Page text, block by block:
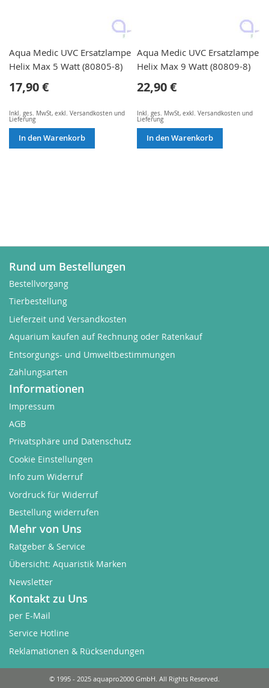
Aqua Medic UVC Ersatzlampe
Helix Max 5 Watt (80805-8)
17,90 €
Inkl. ges. MwSt, exkl. Versandkosten und
Lieferung
In den Warenkorb
Aqua Medic UVC Ersatzlampe
Helix Max 9 Watt (80809-8)
22,90 €
Inkl. ges. MwSt,exkl.Versandkosten und
Lieferung
In den Warenkorb
Rund um Bestellungen
Bestellvorgang
Tierbestellung
Lieferzeit und Versandkosten
Aquarium kaufen auf Rechnung oder Ratenkauf
Entsorgungs- und Umweltbestimmungen
Zahlungsarten
Informationen
Impressum
AGB
Privatsphäre und Datenschutz
Cookie Einstellungen
Info zum Widerruf
Vordruck für Widerruf
Bestellung widerrufen
Mehr von Uns
Ratgeber & Service
Übersicht: Aquaristik Marken
Newsletter
Kontakt zu Uns
per E-Mail
Service Hotline
Reklamationen & Rücksendungen
© 1995 - 2025 aquapro2000 GmbH. All Rights Reserved.